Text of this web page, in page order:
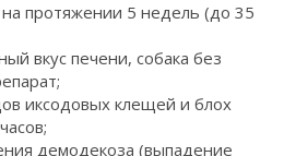
протяжении 5 недель (до 35
вкус печени, собака без
иксодовых клещей и блох
демодекоза (выпадение